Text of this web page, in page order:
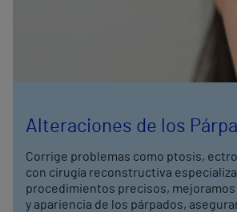
Alteraciones de los
Corrige problemas como ptosis,
con cirugía reconstructiva
procedimientos precisos,
y apariencia de los párpados,